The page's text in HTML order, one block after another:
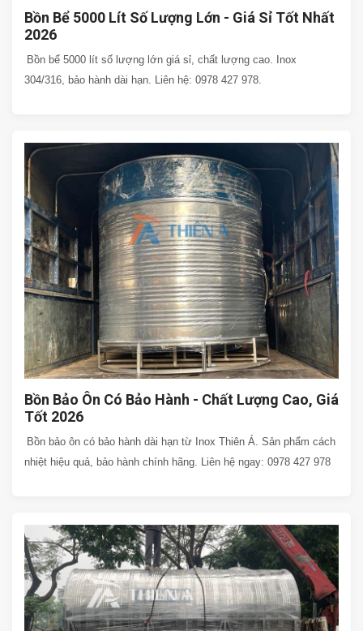
Bồn Bể 5000 Lít Số Lượng Lớn - Giá Sỉ Tốt Nhất
2026
Bồn bể 5000 lít số lượng lớn giá sỉ, chất lượng cao. Inox
304/316, bảo hành dài hạn. Liên hệ: 0978 427 978.
Bồn Bảo Ôn Có Bảo Hành - Chất Lượng Cao, Giá
Tốt 2026
Bồn bảo ôn có bảo hành dài hạn từ Inox Thiên Á. Sản phẩm cách
nhiệt hiệu quả, bảo hành chính hãng. Liên hệ ngay: 0978 427 978